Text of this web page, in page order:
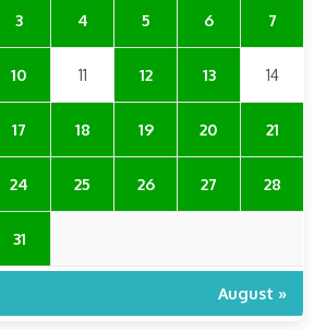
3 4 5 6 7
10 11 12 13 14
17 18 19 20 21
24 25 26 27 28
31
August »